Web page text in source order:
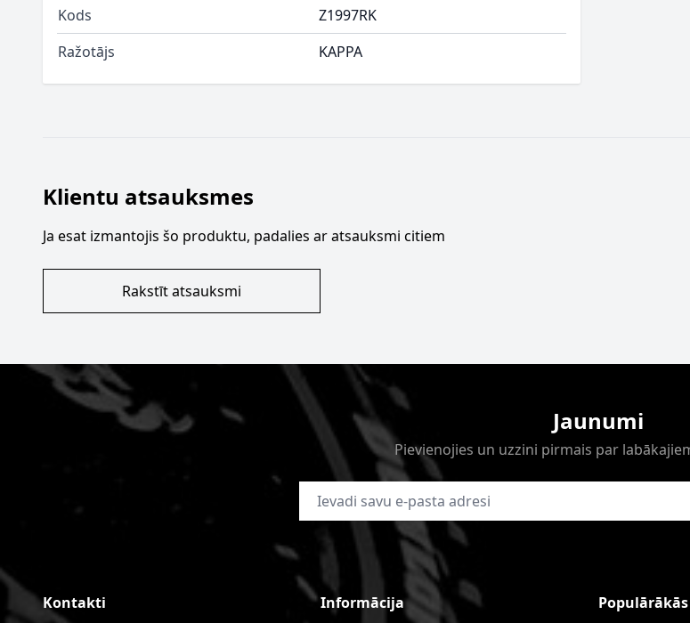
Kods
Z1997RK
Ražotājs
KAPPA
Klientu atsauksmes
Ja esat izmantojis šo produktu, padalies ar atsauksmi citiem
Rakstīt atsauksmi
Jaunumi
Pievienojies un uzzini pirmais par
E-pasta adrese
Kontakti Informācija